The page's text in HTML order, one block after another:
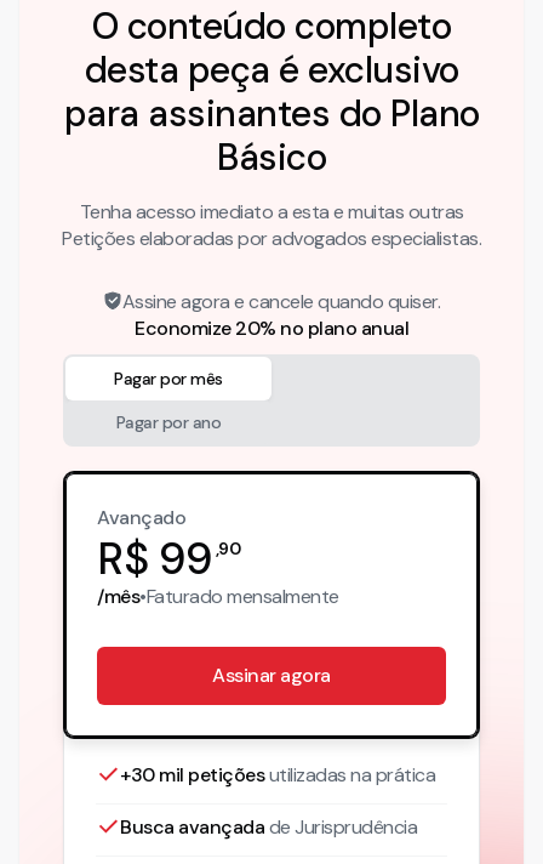
O conteúdo completo
desta peça é exclusivo
para assinantes do Plano
Básico
Tenha acesso imediato a esta e muitas outras
Petições elaboradas por advogados especialistas.
Assine agora e cancele quando quiser.
Economize 20% no plano anual
Pagar por mês
Pagar por ano
Avançado
R$ 99 90
/mês•Faturadomensalmente
Assinar agora
+30 mil petiçõesutilizadas na prática
Busca avançadade Jurisprudência